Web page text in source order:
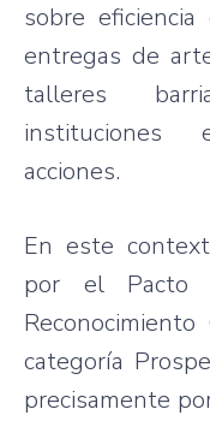
sobre
entregas de
talleres
instituciones
acciones.
En este
por el Pacto
categoría
precisamente